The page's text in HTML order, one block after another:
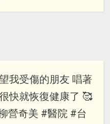
我受傷的朋友 唱著
快就恢復健康了 🥰
營奇美 #醫院 #台